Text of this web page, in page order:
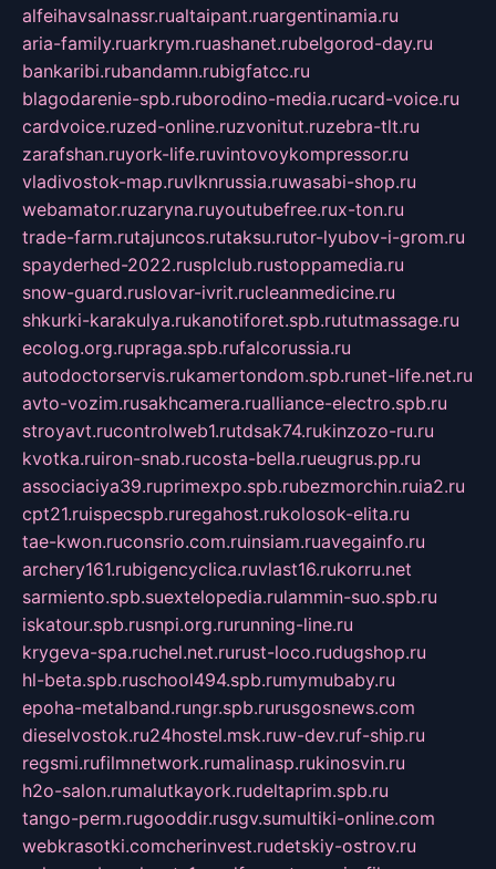
alfeihavsalnassr.rualtaipant.ruargentinamia.ru
aria-family.ruarkrym.ruashanet.rubelgorod-day.ru
bankaribi.rubandamn.rubigfatcc.ru
blagodarenie-spb.ruborodino-media.rucard-voice.ru
cardvoice.ruzed-online.ruzvonitut.ruzebra-tlt.ru
zarafshan.ruyork-life.ruvintovoykompressor.ru
vladivostok-map.ruvlknrussia.ruwasabi-shop.ru
webamator.ruzaryna.ruyoutubefree.rux-ton.ru
trade-farm.rutajuncos.rutaksu.rutor-lyubov-i-grom.ru
spayderhed-2022.rusplclub.rustoppamedia.ru
snow-guard.ruslovar-ivrit.rucleanmedicine.ru
shkurki-karakulya.rukanotiforet.spb.rututmassage.ru
ecolog.org.rupraga.spb.rufalcorussia.ru
autodoctorservis.rukamertondom.spb.runet-life.net.ru
avto-vozim.rusakhcamera.rualliance-electro.spb.ru
stroyavt.rucontrolweb1.rutdsak74.rukinzozo-ru.ru
kvotka.ruiron-snab.rucosta-bella.rueugrus.pp.ru
associaciya39.ruprimexpo.spb.rubezmorchin.ruia2.ru
cpt21.ruispecspb.ruregahost.rukolosok-elita.ru
tae-kwon.ruconsrio.com.ruinsiam.ruavegainfo.ru
archery161.rubigencyclica.ruvlast16.rukorru.net
sarmiento.spb.suextelopedia.rulammin-suo.spb.ru
iskatour.spb.rusnpi.org.rurunning-line.ru
krygeva-spa.ruchel.net.rurust-loco.rudugshop.ru
hl-beta.spb.ruschool494.spb.rumymubaby.ru
epoha-metalband.rungr.spb.rurusgosnews.com
dieselvostok.ru24hostel.msk.ruw-dev.ruf-ship.ru
regsmi.rufilmnetwork.rumalinasp.rukinosvin.ru
h2o-salon.rumalutkayork.rudeltaprim.spb.ru
tango-perm.rugooddir.rusgv.sumultiki-online.com
webkrasotki.comcherinvest.rudetskiy-ostrov.ru